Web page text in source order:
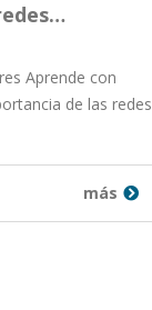
Aprende con
de las redes
más